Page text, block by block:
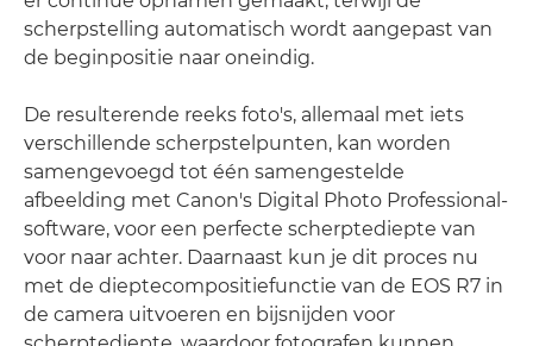
scherpstelling automatisch wordt aangepast van
de beginpositie naar oneindig.
De resulterende reeks foto's, allemaal met iets
verschillende scherpstelpunten, kan worden
samengevoegd tot één samengestelde
afbeelding met Canon's Digital Photo Professional-
software, voor een perfecte scherptediepte van
voor naar achter. Daarnaast kun je dit proces nu
met de dieptecompositiefunctie van de EOS R7 in
de camera uitvoeren en bijsnijden voor